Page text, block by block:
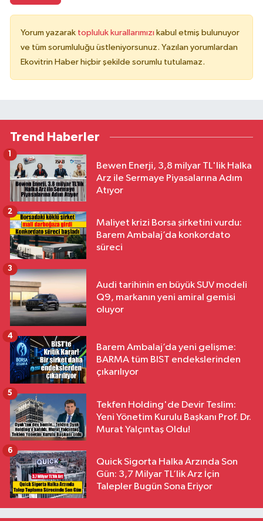
Yorum yazarak topluluk kurallarımızı kabul etmiş bulunuyor
ve tüm sorumluluğu üstleniyorsunuz. Yazılan yorumlardan
Ekovitrin Haber hiçbir şekilde sorumlu tutulamaz.
Trend Haberler
Bewen Enerji, 3,8 milyar TL'lik Halka
Arz ile Sermaye Piyasalarına Adım
Atıyor
1
Maliyet krizi Borsa şirketini vurdu:
Barem Ambalaj’da konkordato
süreci
2
Audi tarihinin en büyük SUV modeli
Q9, markanın yeni amiral gemisi
oluyor
3
Barem Ambalaj’da yeni gelişme:
BARMA tüm BIST endekslerinden
çıkarılıyor
4
Tekfen Holding'de Devir Teslim:
Yeni Yönetim Kurulu Başkanı Prof. Dr.
Murat Yalçıntaş Oldu!
5
Quick Sigorta Halka Arzında Son
Gün: 3,7 Milyar TL’lik Arz İçin
Talepler Bugün Sona Eriyor
6